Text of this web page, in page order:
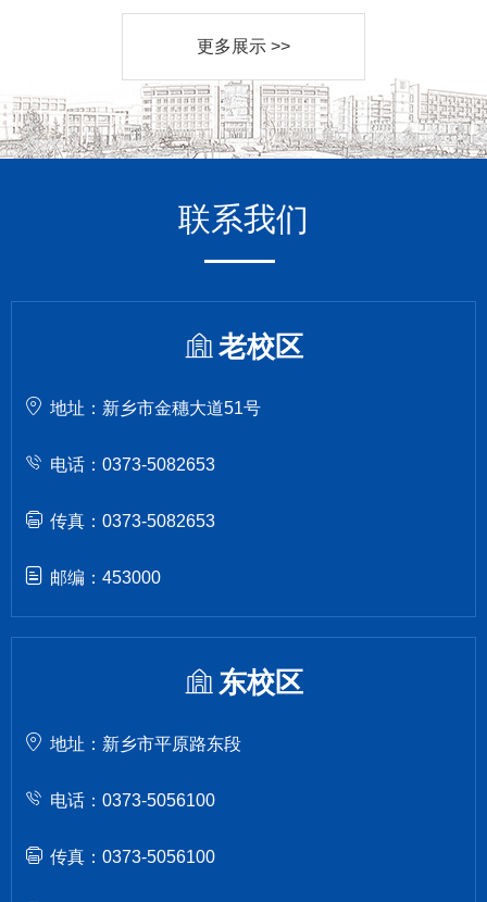
更多展示 >>
联系我们
老校区
地址：新乡市金穗大道51号
电话：0373-5082653
传真：0373-5082653
邮编：453000
东校区
地址：新乡市平原路东段
电话：0373-5056100
传真：0373-5056100